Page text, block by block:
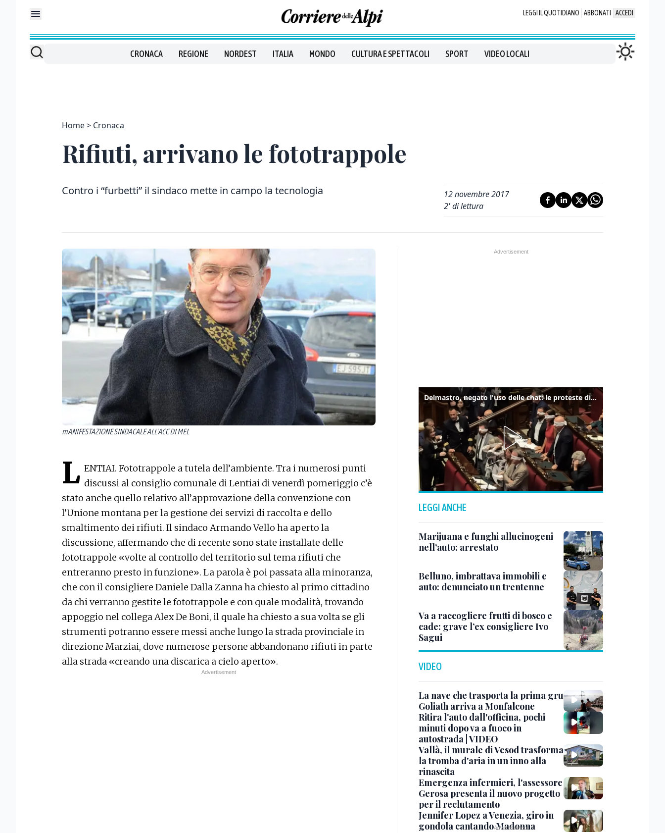
LEGGI IL QUOTIDIANO ABBONATI ACCEDI
CRONACA REGIONE NORDEST ITALIA MONDO CULTURA E SPETTACOLI SPORT VIDEO LOCALI
Home Cronaca
Rifiuti, arrivano le fototrappole
Contro i “furbetti” il sindaco mette in campo la tecnologia
12 novembre 2017
2' di lettura
mANIFESTAZIONE SINDACALE ALL'ACC DI MEL
L ENTIAI. Fototrappole a tutela dell’ambiente. Tra i numerosi punti
discussi al consiglio comunale di Lentiai di venerdì pomeriggio c’è
stato anche quello relativo all’approvazione della convenzione con
l’Unione montana per la gestione dei servizi di raccolta e dello
smaltimento dei rifiuti. Il sindaco Armando Vello ha aperto la
discussione, affermando che di recente sono state installate delle
fototrappole «volte al controllo del territorio sul tema rifiuti che
entreranno presto in funzione». La parola è poi passata alla minoranza,
che con il consigliere Daniele Dalla Zanna ha chiesto al primo cittadino
da chi verranno gestite le fototrappole e con quale modalità, trovando
appoggio nel collega Alex De Boni, il quale ha chiesto a sua volta se gli
strumenti potranno essere messi anche lungo la strada provinciale in
direzione Marziai, dove numerose persone abbandonano rifiuti in parte
alla strada «creando una discarica a cielo aperto».
Delmastro, negato l'uso delle chat: le proteste di Avs e M5s
LEGGI ANCHE
Marijuana e funghi allucinogeni
nell’auto: arrestato
Belluno, imbrattava immobili e
auto: denunciato un trentenne
Va a raccogliere frutti di bosco e
cade: grave l’ex consigliere Ivo
Sagui
VIDEO
La nave che trasporta la prima gru
Goliath arriva a Monfalcone
Ritira l'auto dall'officina, pochi
minuti dopo va a fuoco in
autostrada | VIDEO
Vallà, il murale di Vesod trasforma
la tromba d'aria in un inno alla
rinascita
Emergenza infermieri, l'assessore
Gerosa presenta il nuovo progetto
per il reclutamento
Jennifer Lopez a Venezia, giro in
gondola cantando Madonna